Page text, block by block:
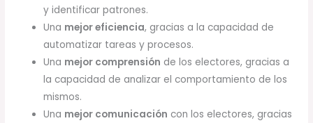
y identificar patrones.
Una mejor eficiencia, gracias a la capacidad de
automatizar tareas y procesos.
Una mejor comprensión de los electores, gracias a
la capacidad de analizar el comportamiento de los
mismos.
Una mejor comunicación con los electores, gracias